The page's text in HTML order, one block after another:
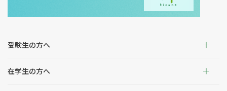
受験生の方へ
在学生の方へ